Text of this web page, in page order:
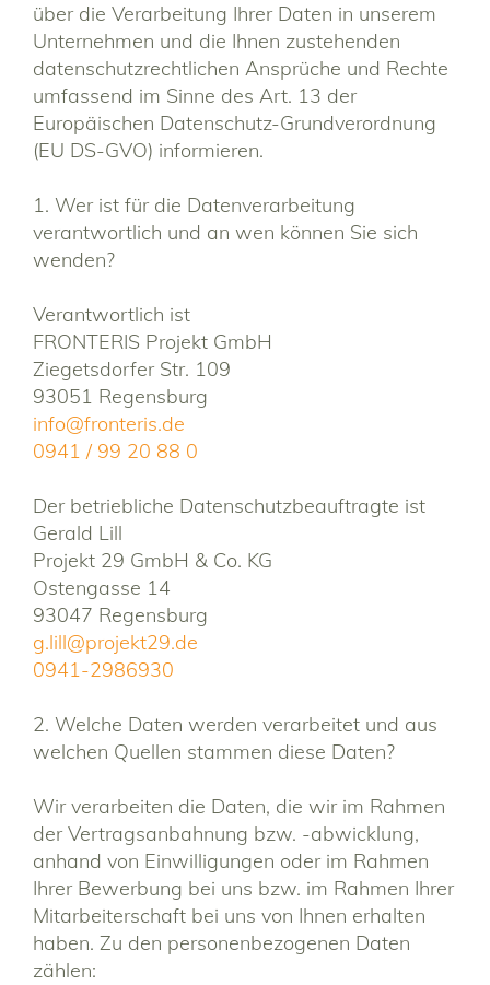
über die Verarbeitung Ihrer Daten in unserem
Unternehmen und die Ihnen zustehenden
datenschutzrechtlichen Ansprüche und Rechte
umfassend im Sinne des Art. 13 der
Europäischen Datenschutz-Grundverordnung
(EU DS-GVO) informieren.
1. Wer ist für die Datenverarbeitung
verantwortlich und an wen können Sie sich
wenden?
Verantwortlich ist
FRONTERIS Projekt GmbH
Ziegetsdorfer Str. 109
93051 Regensburg
info@fronteris.de
0941 / 99 20 88 0
Der betriebliche Datenschutzbeauftragte ist
Gerald Lill
Projekt 29 GmbH & Co. KG
Ostengasse 14
93047 Regensburg
g.lill@projekt29.de
0941-2986930
2. Welche Daten werden verarbeitet und aus
welchen Quellen stammen diese Daten?
Wir verarbeiten die Daten, die wir im Rahmen
der Vertragsanbahnung bzw. -abwicklung,
anhand von Einwilligungen oder im Rahmen
Ihrer Bewerbung bei uns bzw. im Rahmen Ihrer
Mitarbeiterschaft bei uns von Ihnen erhalten
haben. Zu den personenbezogenen Daten
zählen: